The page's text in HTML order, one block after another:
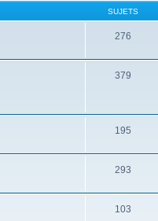
SUJETS
276
379
195
293
103